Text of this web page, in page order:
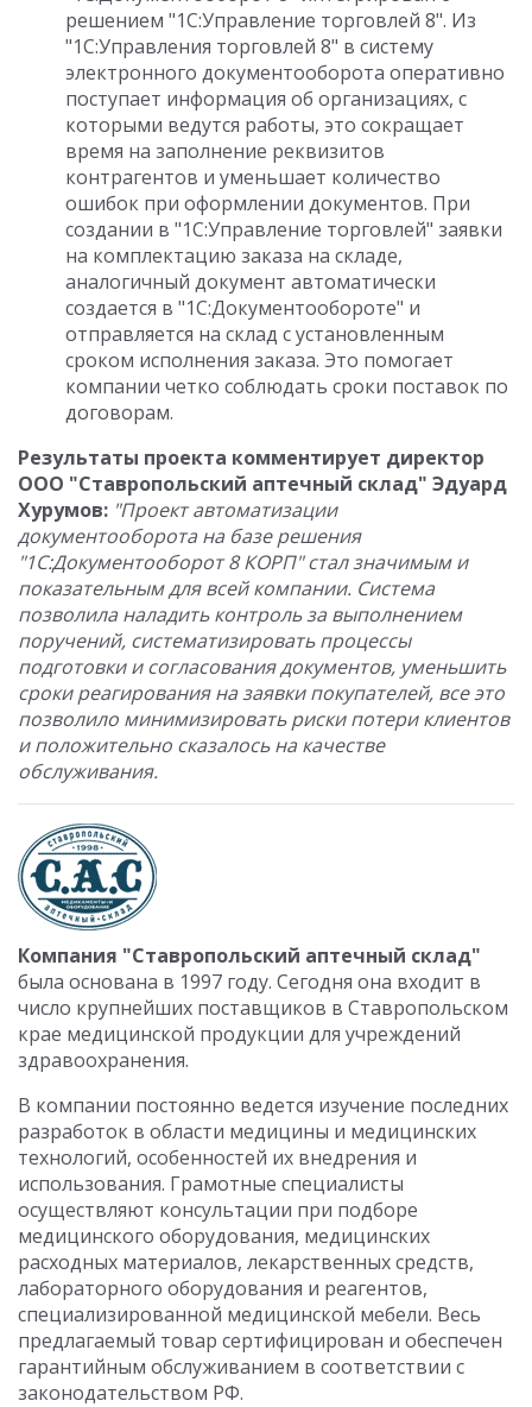
решением "1С:Управление торговлей 8". Из
"1С:Управления торговлей 8" в систему
электронного документооборота оперативно
поступает информация об организациях, с
которыми ведутся работы, это сокращает
время на заполнение реквизитов
контрагентов и уменьшает количество
ошибок при оформлении документов. При
создании в "1С:Управление торговлей" заявки
на комплектацию заказа на складе,
аналогичный документ автоматически
создается в "1С:Документообороте" и
отправляется на склад с установленным
сроком исполнения заказа. Это помогает
компании четко соблюдать сроки поставок по
договорам.
Результаты проекта комментирует директор
ООО "Ставропольский аптечный склад" Эдуард
Хурумов: "Проект автоматизации
документооборота на базе решения
"1С:Документооборот 8 КОРП" стал значимым и
показательным для всей компании. Система
позволила наладить контроль за выполнением
поручений, систематизировать процессы
подготовки и согласования документов, уменьшить
сроки реагирования на заявки покупателей, все это
позволило минимизировать риски потери клиентов
и положительно сказалось на качестве
обслуживания.
Компания "Ставропольский аптечный склад"
была основана в 1997 году. Сегодня она входит в
число крупнейших поставщиков в Ставропольском
крае медицинской продукции для учреждений
здравоохранения.
В компании постоянно ведется изучение последних
разработок в области медицины и медицинских
технологий, особенностей их внедрения и
использования. Грамотные специалисты
осуществляют консультации при подборе
медицинского оборудования, медицинских
расходных материалов, лекарственных средств,
лабораторного оборудования и реагентов,
специализированной медицинской мебели. Весь
предлагаемый товар сертифицирован и обеспечен
гарантийным обслуживанием в соответствии с
законодательством РФ.